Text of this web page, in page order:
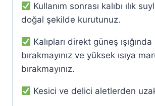
Kullanım sonrası kalıbı ılık
doğal şekilde kurutunuz.
Kalıpları direkt güneş ışığında
bırakmayınız ve yüksek ısıya
bırakmayınız.
Kesici ve delici aletlerden